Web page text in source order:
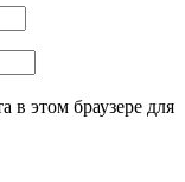
в этом браузере для